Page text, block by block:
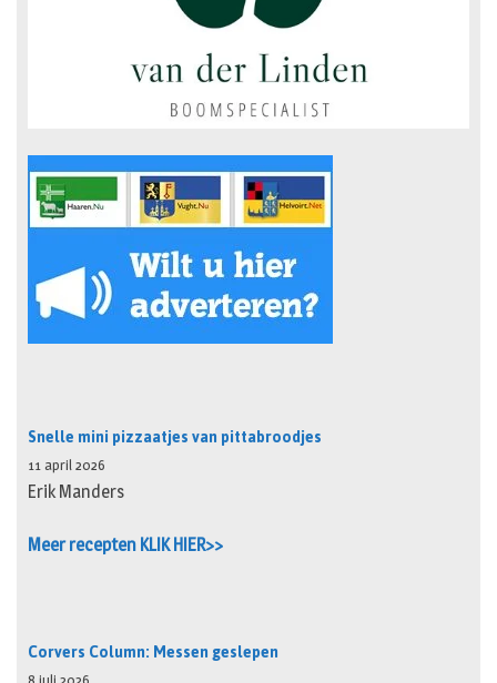
Snelle mini pizzaatjes van pittabroodjes
11 april 2026
Erik Manders
Meer recepten KLIK HIER>>
Corvers Column: Messen geslepen